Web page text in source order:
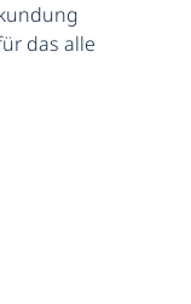
das alle